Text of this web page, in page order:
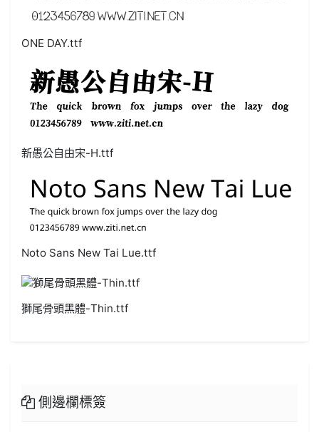
ONE DAY.ttf
新愚公自由宋-H.ttf
Noto Sans New Tai Lue.ttf
獅尾骨頭黑體-Thin.ttf
側邊欄標簽